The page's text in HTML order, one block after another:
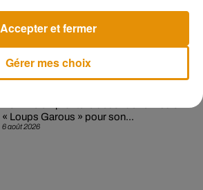
7 août 2026
Angèle et Amélie Lens dévoilent leur
collaboration tant attendue
6 août 2026
« Loups Garous » pour son...
Gérer mes choix
Accepter et fermer